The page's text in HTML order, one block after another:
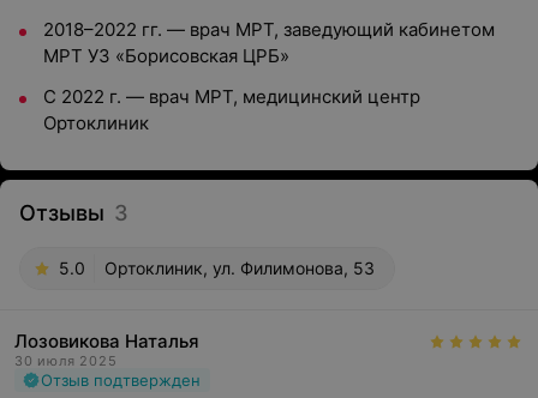
2018–2022 гг. — врач МРТ, заведующий кабинетом
МРТ УЗ «Борисовская ЦРБ»
С 2022 г. — врач МРТ, медицинский центр
Ортоклиник
Отзывы 3
5.0 Ортоклиник, ул. Филимонова, 53
Лозовикова Наталья
30 июля 2025
Отзыв подтвержден